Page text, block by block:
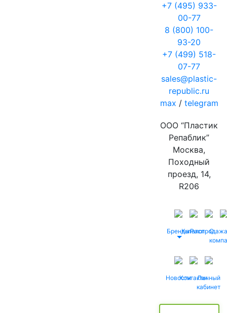
+7 (495) 933-
00-77
8 (800) 100-
93-20
+7 (499) 518-
07-77
sales@plastic-
republic.ru
max / telegram
ООО “Пластик
Репаблик”
Москва,
Походный
проезд, 14,
R206
БрендыКаталог
Распродажа
О
НовостиКонтактыЛичный
кабинет